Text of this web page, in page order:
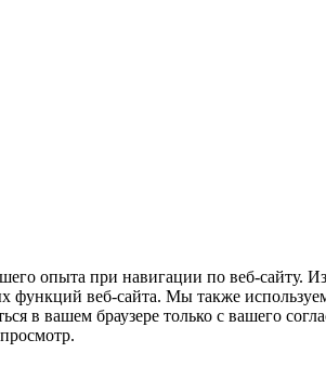
опыта при навигации по веб-
функций веб-сайта. Мы также
в вашем браузере только с вашего